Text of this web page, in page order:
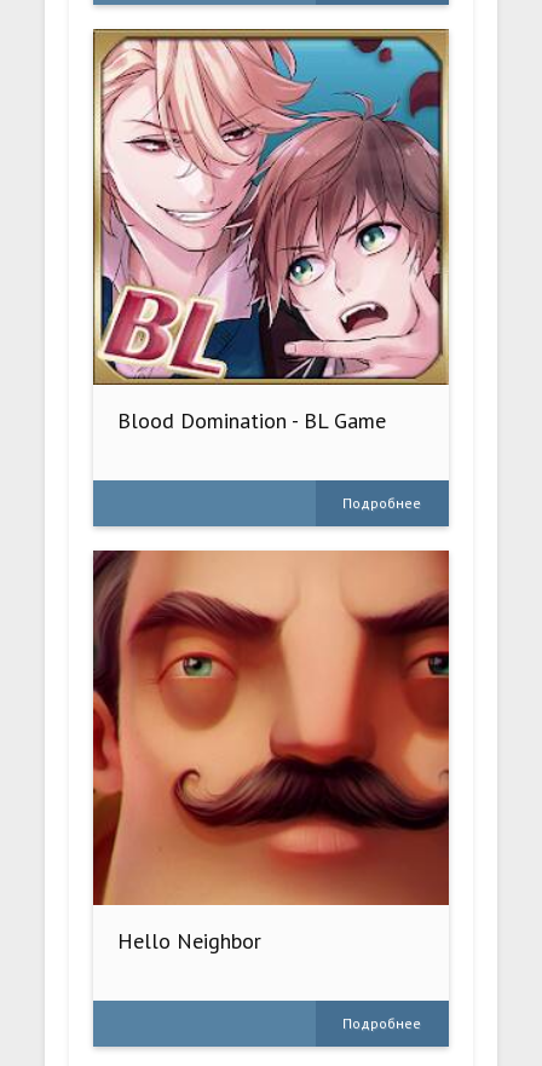
Blood Domination - BL Game
Подробнее
Hello Neighbor
Подробнее